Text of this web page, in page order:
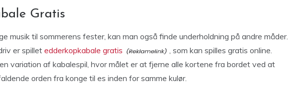
Gratis
musik til sommerens fester, kan man også finde underholdning på andre måder.
er spillet edderkopkabale gratis
, som kan spilles gratis online.
variation af kabalespil, hvor målet er at fjerne alle kortene fra bordet ved at
orden fra konge til es inden for samme kulør.